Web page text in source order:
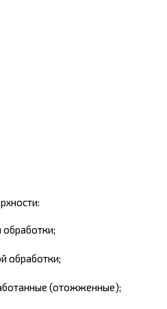
обработки;
обработки;
(отожженные);